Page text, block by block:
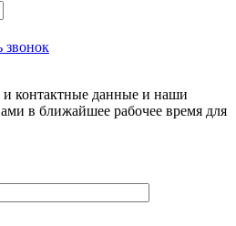
звонок
контактные данные и наши
в ближайшее рабочее время для